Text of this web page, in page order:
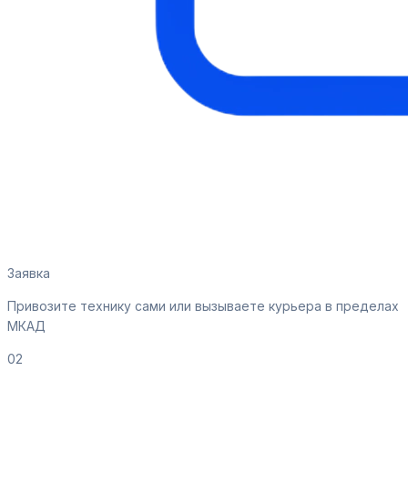
Заявка
Привозите технику сами или вызываете курьера в пределах
МКАД
02